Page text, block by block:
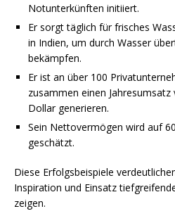
Notunterkünften initiiert.
Er sorgt täglich für frisches
in Indien, um durch Wasser
bekämpfen.
Er ist an über 100
zusammen einen
Dollar generieren.
Sein Nettovermögen wird auf
geschätzt.
Diese Erfolgsbeispiele
Inspiration und Einsatz
zeigen.